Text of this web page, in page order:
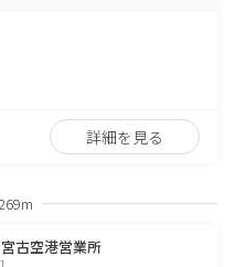
詳細を見る
古空港営業所